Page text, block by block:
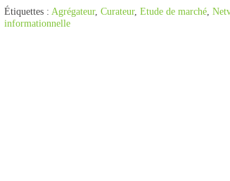
Étiquettes : Agrégateur, Curateur, Etude de marché
informationnelle